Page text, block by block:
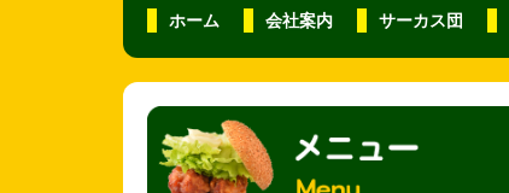
ホーム 会社案内 サーカス団